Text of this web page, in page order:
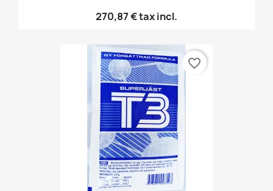
270,87 €tax incl.
favorite_border